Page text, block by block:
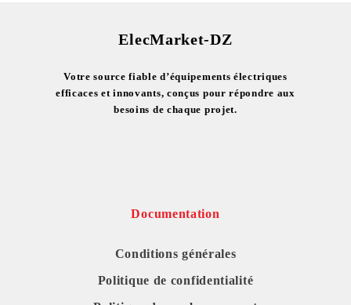
ElecMarket-DZ
Votre source fiable d’équipements électriques
efficaces et innovants, conçus pour répondre aux
besoins de chaque projet.
Documentation
Conditions générales
Politique de confidentialité